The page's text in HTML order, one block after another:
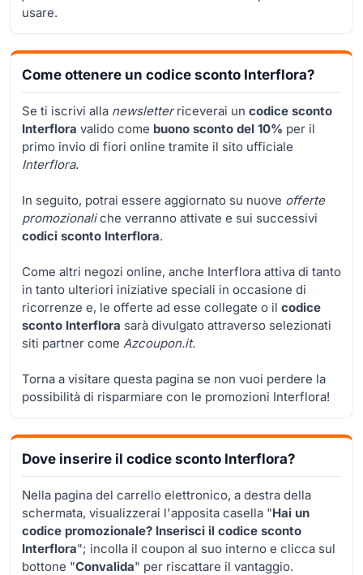
usare.
Come ottenere un codice sconto Interflora?
Se ti iscrivi alla newsletterriceverai un codice sconto
Interflora valido come buono sconto del 10% per il
primo invio di fiori online tramite il sito ufficiale
Interflora.
In seguito, potrai essere aggiornato su nuove offerte
promozionaliche verranno attivate e sui successivi
codici sconto Interflora.
Come altri negozi online, anche Interflora attiva di tanto
in tanto ulteriori iniziative speciali in occasione di
ricorrenze e, le offerte ad esse collegate o il codice
sconto Interflora sarà divulgato attraverso selezionati
siti partner come Azcoupon.it.
Torna a visitare questa pagina se non vuoi perdere la
possibilità di risparmiare con le promozioni Interflora!
Dove inserire il codice sconto Interflora?
Nella pagina del carrello elettronico, a destra della
schermata, visualizzerai l'apposita casella "Hai un
codice promozionale? Inserisci il codice sconto
Interflora"; incolla il coupon al suo interno e clicca sul
bottone "Convalida" per riscattare il vantaggio.